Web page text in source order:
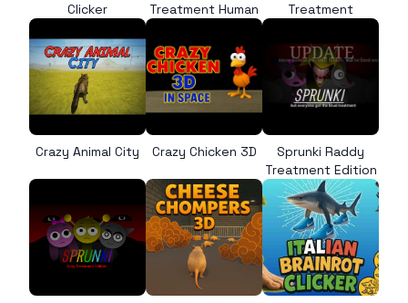
Clicker
Treatment Human
Treatment
Crazy Animal City Crazy Chicken 3D
Sprunki Raddy
Treatment Edition